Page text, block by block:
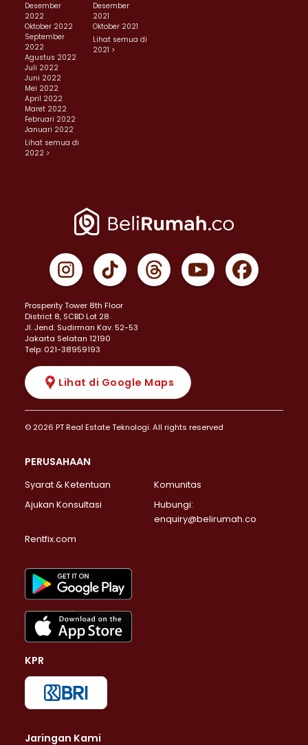
Desember
2022
Oktober 2022
September
2022
Agustus 2022
Juli 2022
Juni 2022
Mei 2022
April 2022
Maret 2022
Februari 2022
Januari 2022
Lihat semua di
2022 >
Desember
2021
Oktober 2021
Lihat semua di
2021 >
Prosperity Tower 8th Floor
District 8, SCBD Lot 28
JI. Jend. Sudirman Kav. 52-53
Jakarta Selatan 12190
Telp: 021-38959193
Lihat di Google Maps
© 2026 PT Real Estate Teknologi. All rights reserved
PERUSAHAAN
Syarat & Ketentuan
Komunitas
Ajukan Konsultasi
Hubungi:
enquiry@belirumah.co
Rentfix.com
KPR
Jaringan Kami